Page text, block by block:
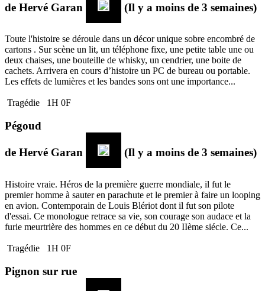
de Hervé Garan (Il y a moins de 3 semaines)
Toute l'histoire se déroule dans un décor unique sobre encombré de
cartons . Sur scène un lit, un téléphone fixe, une petite table une ou
deux chaises, une bouteille de whisky, un cendrier, une boite de
cachets. Arrivera en cours d’histoire un PC de bureau ou portable.
Les effets de lumières et les bandes sons ont une importance...
Tragédie 1H 0F
Pégoud
de Hervé Garan (Il y a moins de 3 semaines)
Histoire vraie. Héros de la première guerre mondiale, il fut le
premier homme à sauter en parachute et le premier à faire un looping
en avion. Contemporain de Louis Blériot dont il fut son pilote
d'essai. Ce monologue retrace sa vie, son courage son audace et la
furie meurtrière des hommes en ce début du 20 IIème siécle. Ce...
Tragédie 1H 0F
Pignon sur rue